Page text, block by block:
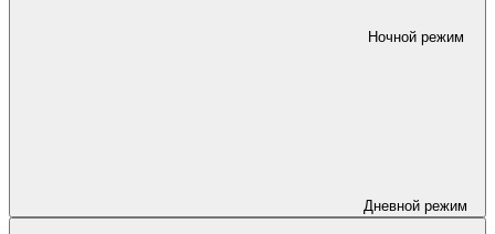
Ночной режим
Дневной режим